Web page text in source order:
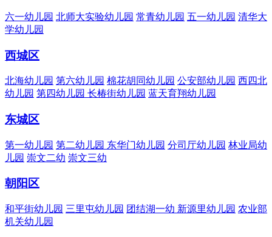
六一幼儿园 北师大实验幼儿园 常青幼儿园 五一幼儿园 清华大
学幼儿园
西城区
北海幼儿园 第六幼儿园 棉花胡同幼儿园 公安部幼儿园 西四北
幼儿园 第四幼儿园 长椿街幼儿园 蓝天育翔幼儿园
东城区
第一幼儿园 第二幼儿园 东华门幼儿园 分司厅幼儿园 林业局幼
儿园 崇文二幼 崇文三幼
朝阳区
和平街幼儿园 三里屯幼儿园 团结湖一幼 新源里幼儿园 农业部
机关幼儿园